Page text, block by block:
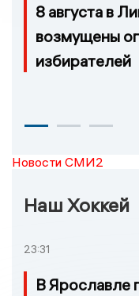
8 августа в
возмущены
избирателей
Новости СМИ2
Наш Хоккей
23:31
В Ярославле